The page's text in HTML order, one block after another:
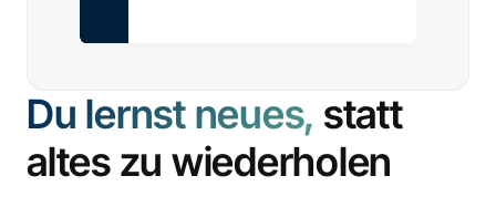
Du lernst neues, statt
altes zu wiederholen